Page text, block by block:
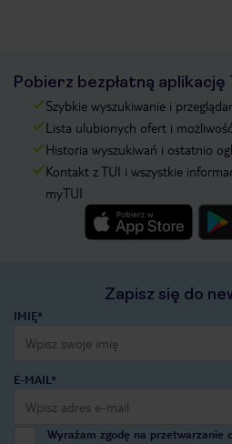
Pobierz bezpłatną aplikację
Szybkie wyszukiwanie i
Lista ulubionych ofert i
Historia wyszukiwań i ostatnio
Kontakt z TUI i wszystkie
myTUI
Zapisz się do
IMIĘ*
E-MAIL*
Wyrażam zgodę na przetwarzanie